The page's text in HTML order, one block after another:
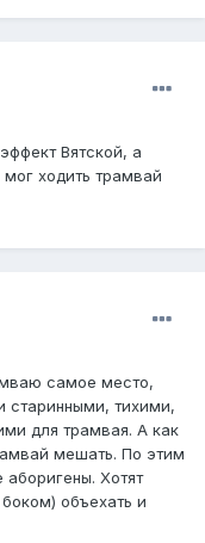
Вятской, а
мог ходить трамвай
самое место,
старинными, тихими,
для трамвая. А как
мешать. По этим
аборигены. Хотят
объехать и